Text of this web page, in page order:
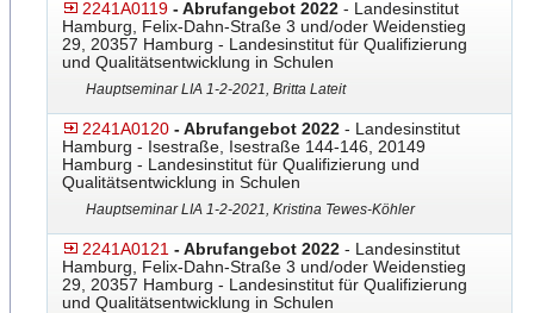
2241A0119 - Abrufangebot 2022 - Landesinstitut
Hamburg, Felix-Dahn-Straße 3 und/oder Weidenstieg
29, 20357 Hamburg - Landesinstitut für Qualifizierung
und Qualitätsentwicklung in Schulen
Hauptseminar LIA 1-2-2021, Britta Lateit
2241A0120 - Abrufangebot 2022 - Landesinstitut
Hamburg - Isestraße, Isestraße 144-146, 20149
Hamburg - Landesinstitut für Qualifizierung und
Qualitätsentwicklung in Schulen
Hauptseminar LIA 1-2-2021, Kristina Tewes-Köhler
2241A0121 - Abrufangebot 2022 - Landesinstitut
Hamburg, Felix-Dahn-Straße 3 und/oder Weidenstieg
29, 20357 Hamburg - Landesinstitut für Qualifizierung
und Qualitätsentwicklung in Schulen